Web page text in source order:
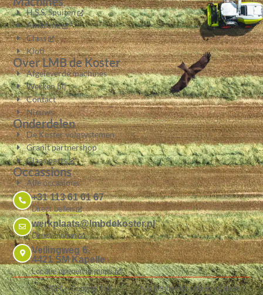
H.S.S. Spuiten
Amazone
Claas
Kioti
Over LMB de Koster
Afgeleverde machines
Werken bij
Contact
Nieuws
Onderdelen
De Koster volgsystemen
Granit partnershop
Claas parts
Occassions
Alle occasions
+31 113 61 01 67
Direct bellen
werkplaats@lmbdekoster.nl
Direct mailen
Veilingweg 6,
4421 SM Kapelle
Locatie openen in maps
©2026 – Copyright by Alle genoemde prijzen op deze